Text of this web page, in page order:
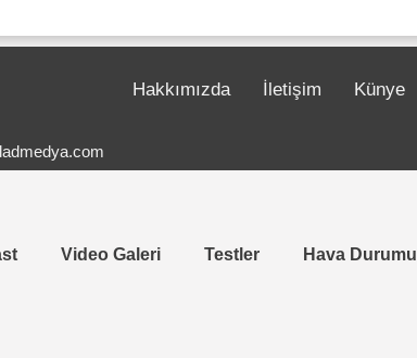
Hakkımızda İletişim Künye
Video Galeri Testler Hava Durumu